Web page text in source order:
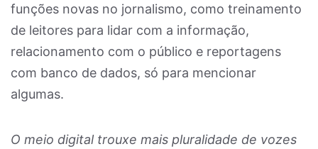
funções novas no jornalismo, como treinamento
de leitores para lidar com a informação,
relacionamento com o público e reportagens
com banco de dados, só para mencionar
algumas.
O meio digital trouxe mais pluralidade de vozes